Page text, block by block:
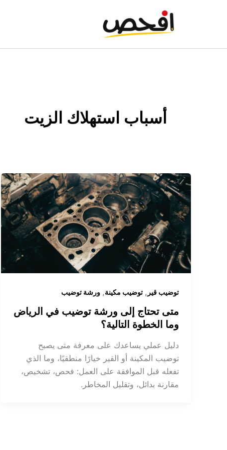
أسباب استهلاك الزيت
توضيب قير , توضيب مكينة, ورشة توضيب
متى تحتاج إلى ورشة توضيب في الرياض
وما الخطوة التالية؟
دليل عملي يساعدك على معرفة متى يصبح
توضيب المكينة أو القير خيارًا منطقيًا، وما الذي
تفعله قبل الموافقة على العمل: فحص، تشخيص،
مقارنة بدائل، وتقليل المخاطر.